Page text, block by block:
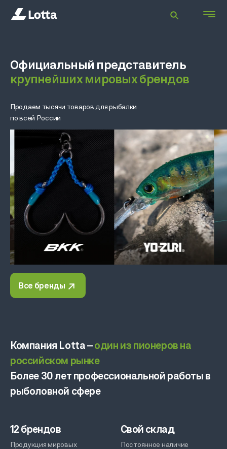
Официальный представитель
крупнейших мировых брендов
Продаем тысячи товаров для рыбалки
по всей России
Все бренды
Компания Lotta – один из пионеров на
российском рынке
Более 30 лет профессиональной работы в
рыболовной сфере
12 брендов
Продукция мировых
Свой склад
Постоянное наличие